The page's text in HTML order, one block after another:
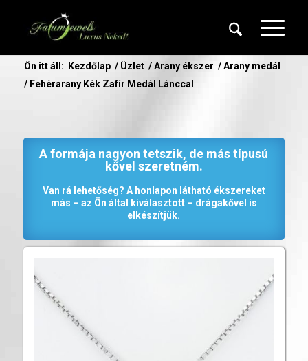
Ön itt áll: Kezdőlap / Üzlet / Arany ékszer / Arany medál
/ Fehérarany Kék Zafír Medál Lánccal
A formája nagyon tetszik, de más típusú
kővel szeretném.
Van rá lehetőség? A honlapon látható ékszereket
más – az Ön által kiválasztott – drágakővel is
elkészítjük.